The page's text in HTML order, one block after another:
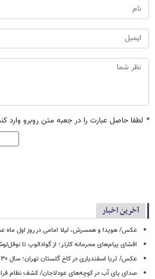
* لطفا حاصل عبارت را در جعبه متن روبرو وارد
آخرین اخبار
عکس/ هویدا و همسرش، لیلا امامی در روز اول ماه
افشای پیام‌های محرمانه کارتر؛ از گوادالوپ تا
عکس/ ثریا اسفندیاری در کاخ گلستان تهران؛ سال ۱۳۳۰
صدای پای آب در کوچه‌های عودلاجان/ کشف نظام